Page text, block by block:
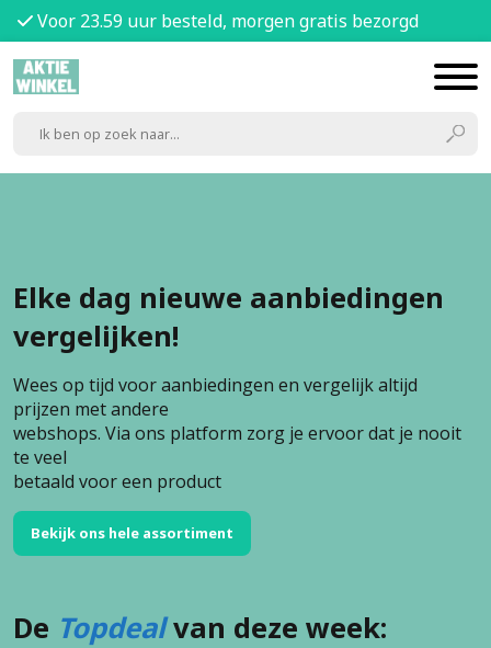
Voor 23.59 uur besteld, morgen gratis bezorgd
Elke dag nieuwe aanbiedingen
vergelijken!
Wees op tijd voor aanbiedingen en vergelijk altijd
prijzen met andere
webshops. Via ons platform zorg je ervoor dat je nooit
te veel
betaald voor een product
Bekijk ons hele assortiment
De Topdealvan deze week: